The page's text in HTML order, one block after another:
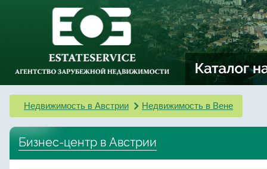
Недвижимость в Австрии Недвижимость в Вене
Бизнес-центр в Австрии